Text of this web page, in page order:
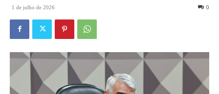
1 de julho de 2026 0